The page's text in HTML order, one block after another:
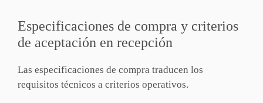
Especificaciones de compra y criterios
de aceptación en recepción
Las especificaciones de compra traducen los
requisitos técnicos a criterios operativos.